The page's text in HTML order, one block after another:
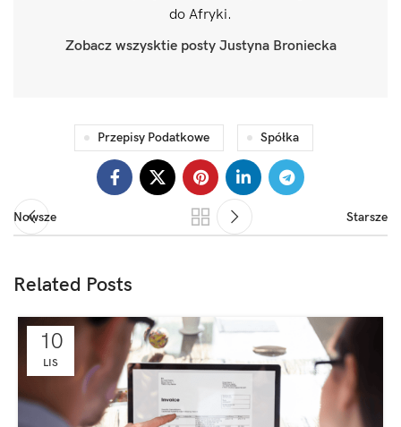
do Afryki.
Zobacz wszysktie posty Justyna Broniecka
Przepisy Podatkowe Spółka
Nowsze Starsze
Related Posts
10
LIS